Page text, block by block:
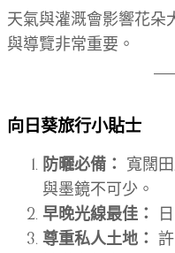
天氣與灌溉會影響花朵
與導覽非常重要。
向日葵旅行小貼士
防曬必備：
寬闊
與墨鏡不可少。
早晚光線最佳：
尊重私人土地：